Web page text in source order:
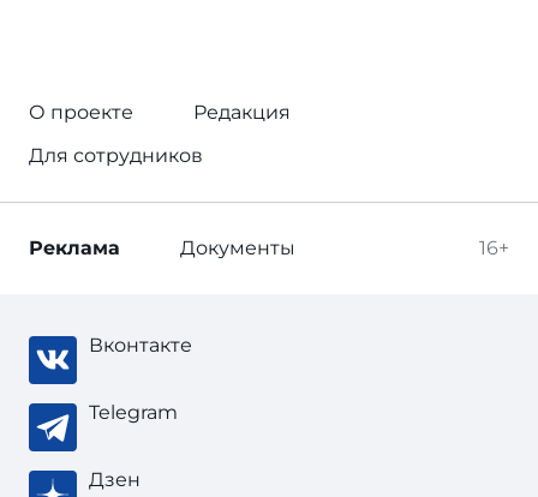
О проекте
Редакция
Для сотрудников
16+
Реклама Документы
Вконтакте
Telegram
Дзен